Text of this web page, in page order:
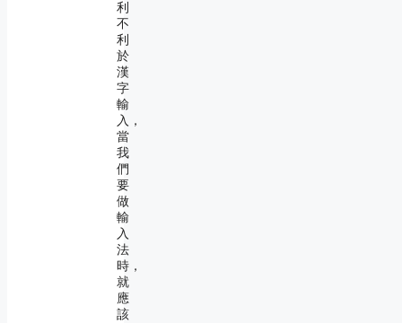
利
不
利
於
漢
字
輸
入，
當
我
們
要
做
輸
入
法
時，
就
應
該